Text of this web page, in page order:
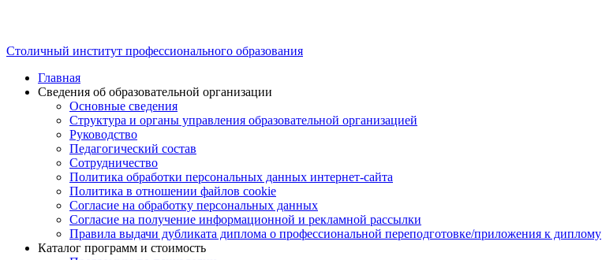
Столичный институт профессионального образования
Главная
Сведения об образовательной организации
Основные сведения
Структура и органы управления образовательной организацией
Руководство
Педагогический состав
Сотрудничество
Политика обработки персональных данных интернет-сайта
Политика в отношении файлов cookie
Согласие на обработку персональных данных
Согласие на получение информационной и рекламной рассылки
Правила выдачи дубликата диплома о профессиональной переподготовке/приложения к диплому
Каталог программ и стоимость